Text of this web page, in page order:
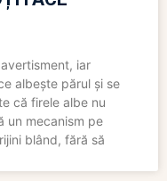
iar
albește părul și se
că firele albe nu
un mecanism pe
blând, fără să